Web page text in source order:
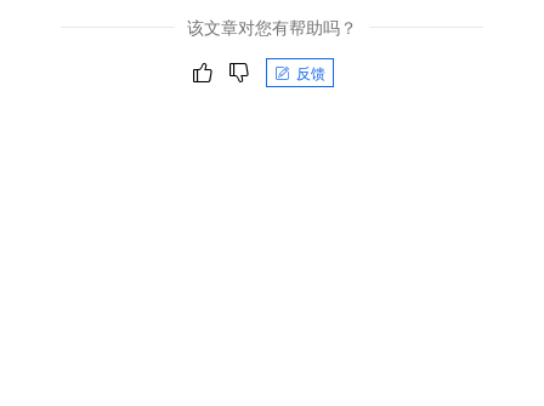
该文章对您有帮助吗？
反馈